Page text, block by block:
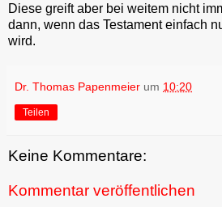
Diese greift aber bei weitem nicht
dann, wenn das Testament einfach
wird.
Dr. Thomas Papenmeier um 10:20
Teilen
Keine Kommentare:
Kommentar veröffentlichen